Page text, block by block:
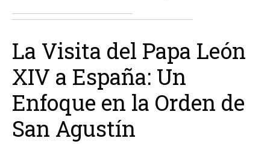
La Visita del Papa León
XIV a España: Un
Enfoque en la Orden de
San Agustín